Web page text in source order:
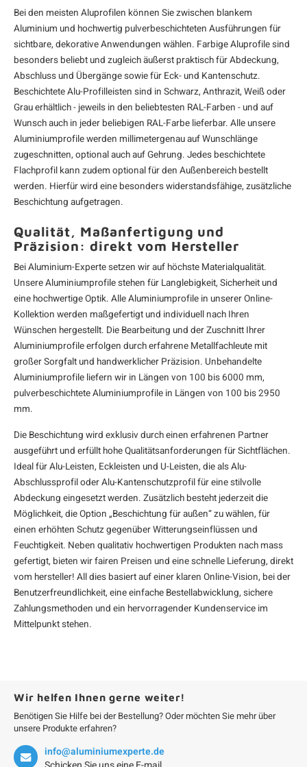
Bei den meisten Aluprofilen können Sie zwischen blankem
Aluminium und hochwertig pulverbeschichteten Ausführungen für
sichtbare, dekorative Anwendungen wählen. Farbige Aluprofile sind
besonders beliebt und zugleich äußerst praktisch für Abdeckung,
Abschluss und Übergänge sowie für Eck- und Kantenschutz.
BeschichteteAlu-Profilleisten sind in Schwarz, Anthrazit, Weiß oder
Grau erhältlich - jeweils in den beliebtesten RAL-Farben - und auf
Wunsch auch in jeder beliebigen RAL-Farbe lieferbar. Alle unsere
Aluminiumprofile werden millimetergenau auf Wunschlänge
zugeschnitten, optional auch auf Gehrung. Jedes beschichtete
Flachprofil kann zudem optional für den Außenbereich bestellt
werden. Hierfür wird eine besonders widerstandsfähige, zusätzliche
Beschichtung aufgetragen.
Qualität, Maßanfertigung und
Präzision: direkt vom Hersteller
Bei Aluminium-Experte setzen wir auf höchste Materialqualität.
Unsere Aluminiumprofile stehen für Langlebigkeit, Sicherheit und
eine hochwertige Optik. Alle Aluminiumprofile in unserer Online-
Kollektion werden maßgefertigt und individuell nach Ihren
Wünschen hergestellt. Die Bearbeitung und der Zuschnitt Ihrer
Aluminiumprofile erfolgen durch erfahrene Metallfachleute mit
großer Sorgfalt und handwerklicher Präzision. Unbehandelte
Aluminiumprofile liefern wir in Längen von 100 bis 6000 mm,
pulverbeschichtete Aluminiumprofile in Längen von 100 bis 2950
mm.
Die Beschichtung wird exklusiv durch einen erfahrenen Partner
ausgeführt und erfüllt hohe Qualitätsanforderungen für Sichtflächen.
Ideal fürAlu-Leisten, Eckleisten und U-Leisten, die alsAlu-
AbschlussprofiloderAlu-Kantenschutzprofilfür eine stilvolle
Abdeckung eingesetzt werden. Zusätzlich besteht jederzeit die
Möglichkeit, die Option „Beschichtung für außen“ zu wählen, für
einen erhöhten Schutz gegenüber Witterungseinflüssen und
Feuchtigkeit. Neben qualitativ hochwertigen Produkten nach mass
gefertigt, bieten wir fairen Preisen und eine schnelle Lieferung, direkt
vom hersteller! All dies basiert auf einer klaren Online-Vision, bei der
Benutzerfreundlichkeit, eine einfache Bestellabwicklung, sichere
Zahlungsmethoden und ein hervorragender Kundenservice im
Mittelpunkt stehen.
Wir helfen Ihnen gerne weiter!
Benötigen Sie Hilfe bei der Bestellung? Oder möchten Sie mehr über
unsere Produkte erfahren?
info@aluminiumexperte.de